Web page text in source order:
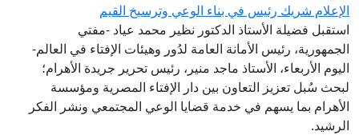
الإعلام شريك رئيس في بناء الوعي وترسيخ القيم
استقبل فضيلة الأستاذ الدكتور نظير محمد عياد -مفتي
الجمهورية، رئيس الأمانة العامة لدُور وهيئات الإفتاء في العالم-
اليوم الأربعاء، الأستاذ ماجد منير، رئيس تحرير جريدة الأهرام؛
لبحث سُبل تعزيز التعاون بين دار الإفتاء المصرية ومؤسسة
الأهرام بما يسهم في خدمة قضايا الوعي المجتمعي ونشر الفكر
الرشيد.